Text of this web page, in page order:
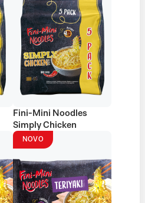
Fini-Mini Noodles
Simply Chicken
NOVO